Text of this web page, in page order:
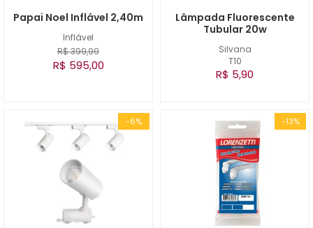
Inflável
Papai Noel Inflável 2,40m
R$ 399,99
R$ 595,00
Silvana
T10
Lâmpada Fluorescente
Tubular 20w
R$ 5,90
-6% -13%